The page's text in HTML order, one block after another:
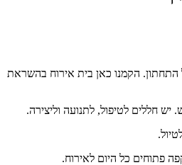
התחתון. הקמנו כאן בית אירוח בהשראת
יש חללים לטיפול, לתנועה וליצירה.
פתוחים כל היום לאירוח.